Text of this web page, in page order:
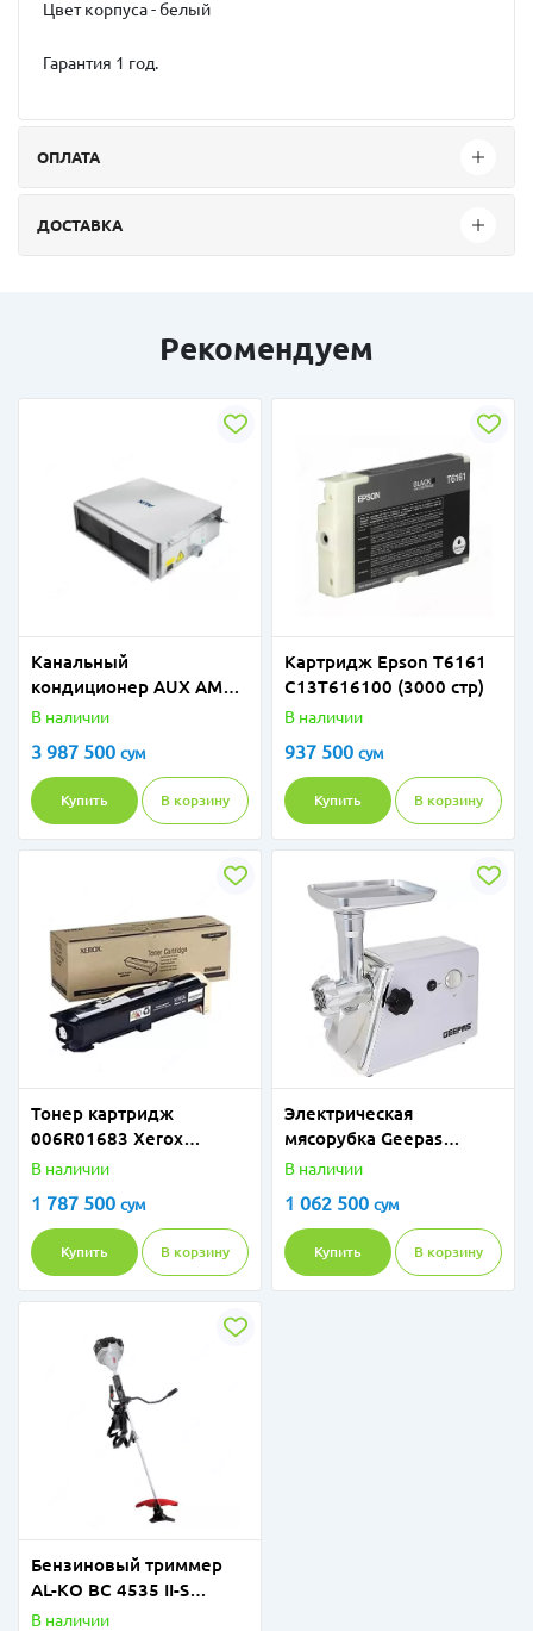
Цвет корпуса - белый
Гарантия 1 год.
ОПЛАТА
ДОСТАВКА
Рекомендуем
Канальный
кондиционер AUX AMSD
H12/4R3
В наличии
3 987 500 сум
Купить В корзину
Картридж Epson T6161
C13T616100 (3000 стр)
В наличии
937 500 сум
Купить В корзину
Тонер картридж
006R01683 Xerox
AltaLink
8090 (2x50K)
В наличии
1 787 500 сум
Купить В корзину
Электрическая
мясорубка Geepas
GMG746
В наличии
1 062 500 сум
Купить В корзину
Бензиновый триммер
AL-KO BC 4535 II-S
Premium
В наличии